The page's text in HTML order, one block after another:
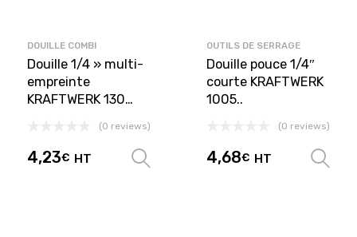
DOUILLE COMBI
Douille 1/4 » multi-
empreinte
KRAFTWERK 130…
(0 reviews)
4,23€ HT Choix des options
OUTILS DE SERRAGE
Douille pouce 1/4″
courte KRAFTWERK
1005..
(0 reviews)
4,68€ HT